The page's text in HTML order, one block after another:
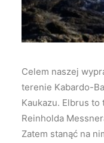
Celem naszej
terenie Kabardo-
Kaukazu. Elbrus to
Reinholda
Zatem stanąć na